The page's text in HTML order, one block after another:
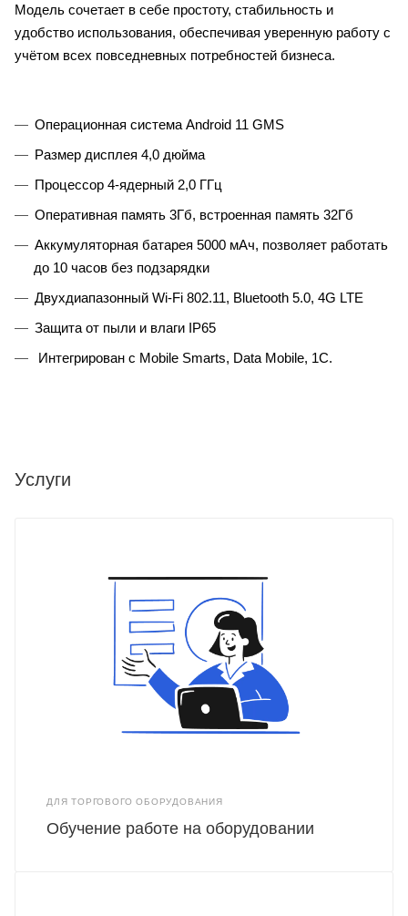
Модель сочетает в себе простоту, стабильность и
удобство использования, обеспечивая уверенную работу с
учётом всех повседневных потребностей бизнеса.
Операционная система Android 11 GMS
Размер дисплея 4,0 дюйма
Процессор 4-ядерный 2,0 ГГц
Оперативная память 3Гб, встроенная память 32Гб
Аккумуляторная батарея 5000 мАч, позволяет работать
до 10 часов без подзарядки
Двухдиапазонный Wi-Fi 802.11, Bluetooth 5.0, 4G LTE
Защита от пыли и влаги IP65
Интегрирован с Mobile Smarts, Data Mobile, 1С.
Услуги
ДЛЯ ТОРГОВОГО ОБОРУДОВАНИЯ
Обучение работе на оборудовании